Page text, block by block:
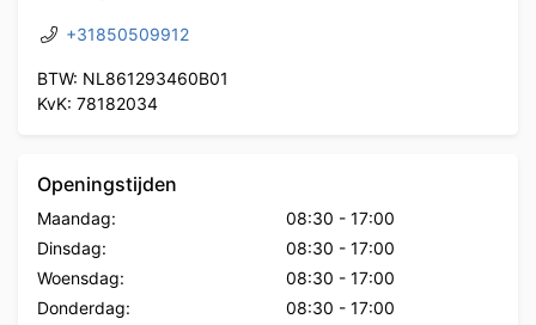
+31850509912
BTW: NL861293460B01
KvK: 78182034
Openingstijden
Maandag: 08:30 - 17:00
Dinsdag:
08:30 - 17:00
Woensdag:
08:30 - 17:00
Donderdag:
08:30 - 17:00